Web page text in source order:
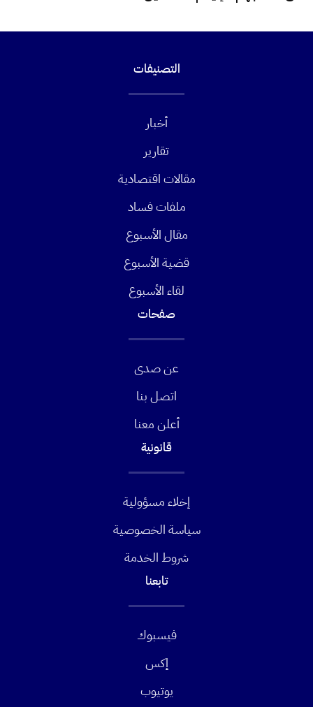
التصنيفات
أخبار
تقارير
مقالات اقتصادية
ملفات فساد
مقال الأسبوع
قضية الأسبوع
لقاء الأسبوع
صفحات
عن صدى
اتصل بنا
أعلن معنا
قانونية
إخلاء مسؤولية
سياسة الخصوصية
شروط الخدمة
تابعنا
فيسبوك
إكس
يوتيوب